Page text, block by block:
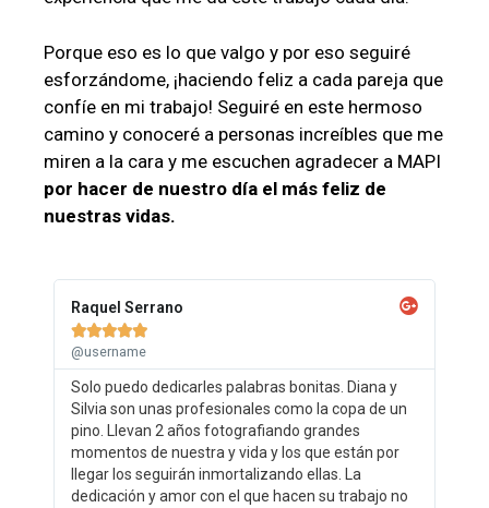
Porque eso es lo que valgo y por eso seguiré
esforzándome, ¡haciendo feliz a cada pareja que
confíe en mi trabajo! Seguiré en este hermoso
camino y conoceré a personas increíbles que me
miren a la cara y me escuchen agradecer a MAPI
por hacer de nuestro día el más feliz de
nuestras vidas.
Raquel Serrano

@username
Solo puedo dedicarles palabras bonitas. Diana y
Silvia son unas profesionales como la copa de un
pino. Llevan 2 años fotografiando grandes
momentos de nuestra y vida y los que están por
llegar los seguirán inmortalizando ellas. La
dedicación y amor con el que hacen su trabajo no